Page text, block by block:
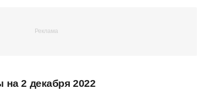
2 декабря 2022